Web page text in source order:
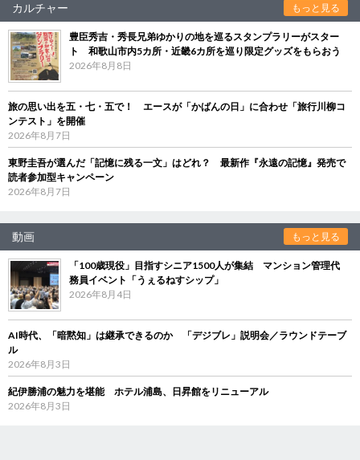
カルチャー もっと見る
豊臣秀吉・秀長兄弟ゆかりの地を巡るスタンプラリーがスター
ト 和歌山市内5カ所・近畿6カ所を巡り限定グッズをもらおう
2026年8月8日
旅の思い出を五・七・五で！ エースが「かばんの日」に合わせ「旅行川柳コ
ンテスト」を開催
2026年8月7日
東野圭吾が選んだ「記憶に残る一文」はどれ？ 最新作『永遠の記憶』発売で
読者参加型キャンペーン
2026年8月7日
動画 もっと見る
「100歳現役」目指すシニア1500人が集結 マンション管理代
務員イベント「うぇるねすシップ」
2026年8月4日
AI時代、「暗黙知」は継承できるのか 「デジブレ」説明会／ラウンドテーブ
ル
2026年8月3日
紀伊勝浦の魅力を堪能 ホテル浦島、日昇館をリニューアル
2026年8月3日